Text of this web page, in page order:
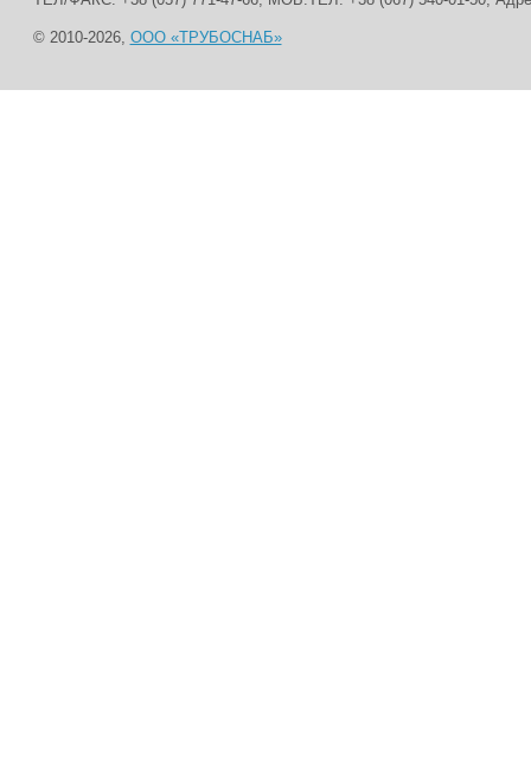
© 2010-2026, ООО «ТРУБОСНАБ»